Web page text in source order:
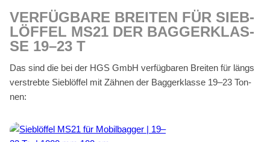
VER­FÜG­BA­RE BREI­TEN FÜR SIEB­
LÖF­FEL MS21 DER BAG­GER­KLAS­
SE 19–23 T
Das sind die bei der HGS GmbH ver­füg­ba­ren Brei­ten für längs
ver­streb­te Sieb­löf­fel mit Zäh­nen der Bag­ger­klas­se 19–23 Ton­
nen: